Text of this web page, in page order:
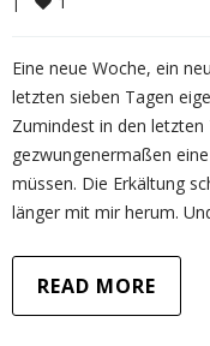
Eine neue Woche, ein
letzten sieben Tagen
Zumindest in den
gezwungenermaßen
müssen. Die Erkältung
länger mit mir herum.
READ MORE